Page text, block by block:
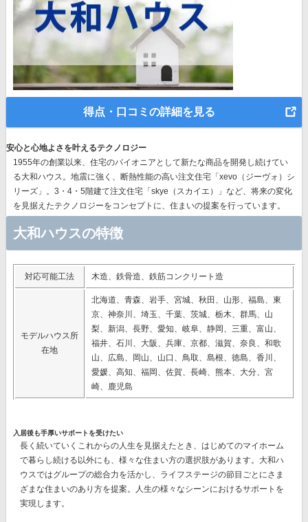
得点・口コミの詳細を見る
安心と心地よさを叶えるテクノロジー
1955年の創業以来、 住宅のパイオニア として新たな商品を開発し続けてい
る大和ハウス。地震に強く、断熱性能の高い注文住宅「xevo（ジーヴォ）シ
リーズ」。3・4・5階建て注文住宅「skye（スカイエ）」など、 将来の変化
を見据えたテクノロジーをコンセプトに、住まいの提案を行っています。
大和ハウスの特徴
対応可能工法 木造、鉄骨造、鉄筋コンクリート造
モデルハウス所
在地
北海道、青森、岩手、宮城、秋田、山形、福島、東
京、神奈川、埼玉、千葉、茨城、栃木、群馬、山
梨、新潟、長野、愛知、岐阜、静岡、三重、富山、
福井、石川、大阪、兵庫、京都、滋賀、奈良、和歌
山、広島、岡山、山口、鳥取、島根、徳島、香川、
愛媛、高知、福岡、佐賀、長崎、熊本、大分、宮
崎、鹿児島
入居後も手厚いサポートを受けたい
長く続いていくこれからの人生を見据えたとき、はじめてのマイホーム
で暮らし続ける以外にも、様々な住まい方の選択肢があります。大和ハ
ウスではグループの総合力を活かし、ライフステージの節目ごとにさま
ざまな住まいのあり方を提案。人生の様々なシーンにおけるサポートを
実現します。